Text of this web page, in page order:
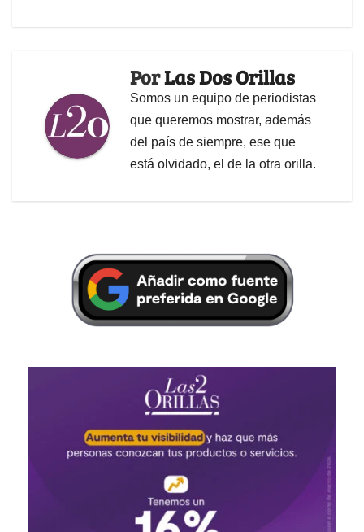
PorLas Dos Orillas
Somos un equipo de periodistas
que queremos mostrar, además
del país de siempre, ese que
está olvidado, el de la otra orilla.